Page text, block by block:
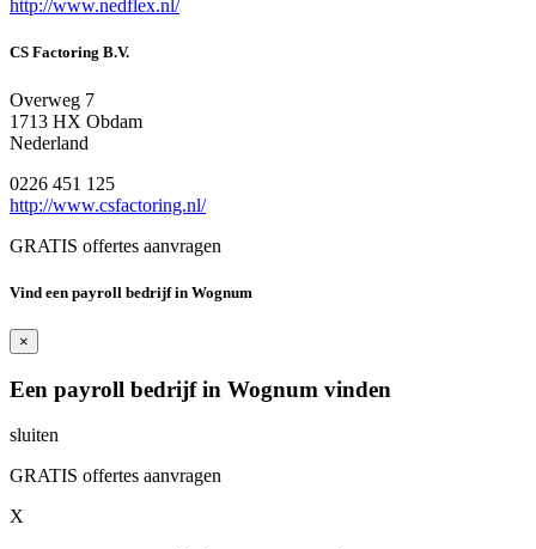
http://www.nedflex.nl/
CS Factoring B.V.
Overweg 7
1713 HX Obdam
Nederland
0226 451 125
http://www.csfactoring.nl/
GRATIS offertes aanvragen
Vind een payroll bedrijf in Wognum
×
Een payroll bedrijf in Wognum vinden
sluiten
GRATIS offertes aanvragen
X